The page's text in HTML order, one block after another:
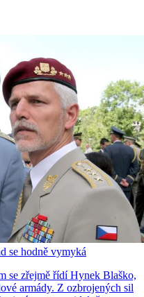
se hodně vymyká
se zřejmě řídí Hynek Blaško,
armády. Z ozbrojených sil